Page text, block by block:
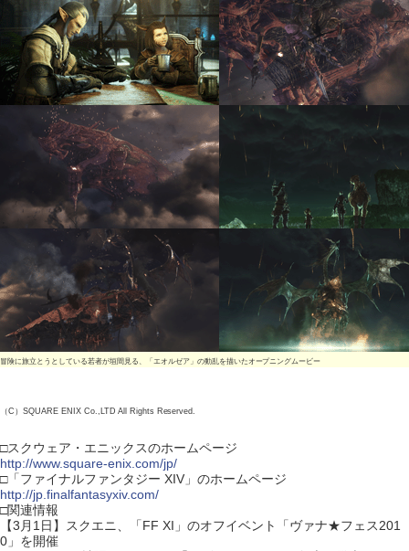
冒険に旅立とうとしている若者が垣間見る、「エオルゼア」の動乱を描いたオープニングムービー
（C）SQUARE ENIX Co.,LTD All Rights Reserved.
□スクウェア・エニックスのホームページ
http://www.square-enix.com/jp/
□「ファイナルファンタジー XIV」のホームページ
http://jp.finalfantasyxiv.com/
□関連情報
【3月1日】スクエニ、「FF XI」のオフイベント「ヴァナ★フェス201
0」を開催